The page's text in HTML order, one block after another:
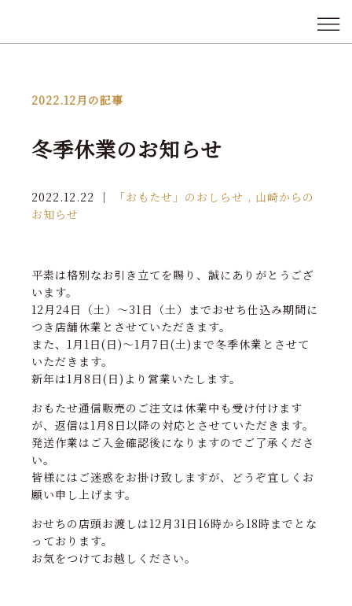
2022.12月の記事
冬季休業のお知らせ
2022.12.22 ｜
「おもたせ」のおしらせ , 山崎からの
お知らせ
平素は格別なお引き立てを賜り、誠にありがとうござ
います。
12月24日（土）～31日（土）までおせち仕込み期間に
つき店舗休業とさせていただきます。
また、1月1日(日)～1月7日(土)まで冬季休業とさせて
いただきます。
新年は1月8日(日)より営業いたします。
おもたせ通信販売のご注文は休業中も受け付けます
が、返信は1月8日以降の対応とさせていただきます。
発送作業はご入金確認後になりますのでご了承くださ
い。
皆様にはご迷惑をお掛け致しますが、どうぞ宜しくお
願い申し上げます。
おせちの店頭お渡しは12月31日16時から18時までとな
っております。
お気をつけてお越しください。